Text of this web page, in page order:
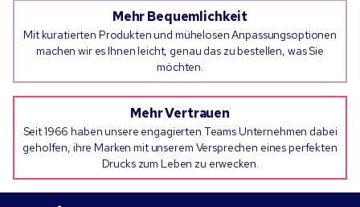
Mehr Bequemlichkeit
Mit kuratierten Produkten und mühelosen Anpassungsoptionen
machen wir es Ihnen leicht, genau das zu bestellen, was Sie
möchten.
Mehr Vertrauen
Seit 1966 haben unsere engagierten Teams Unternehmen dabei
geholfen, ihre Marken mit unserem Versprechen eines perfekten
Drucks zum Leben zu erwecken.